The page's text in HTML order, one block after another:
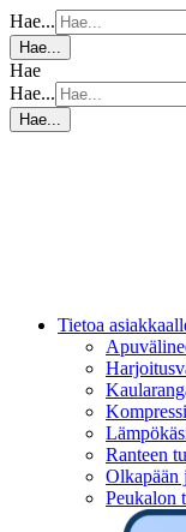
Hae...
Hae...
Hae
Hae...
Hae...
Tietoa
Ranteen
Olkapään
Peukalon